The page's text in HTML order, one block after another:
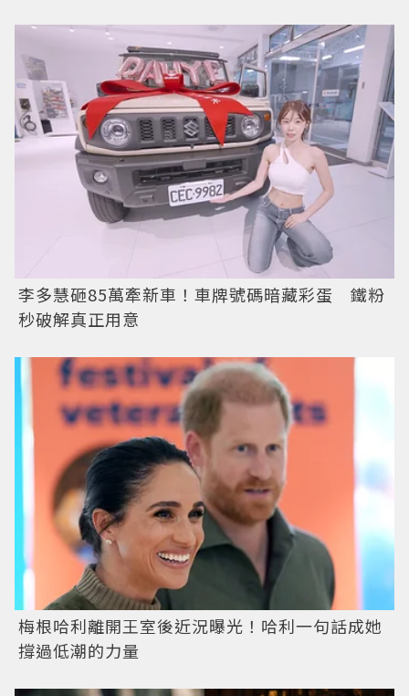
李多慧砸85萬牽新車！車牌號碼暗藏彩蛋 鐵粉
秒破解真正用意
梅根哈利離開王室後近況曝光！哈利一句話成她
撐過低潮的力量